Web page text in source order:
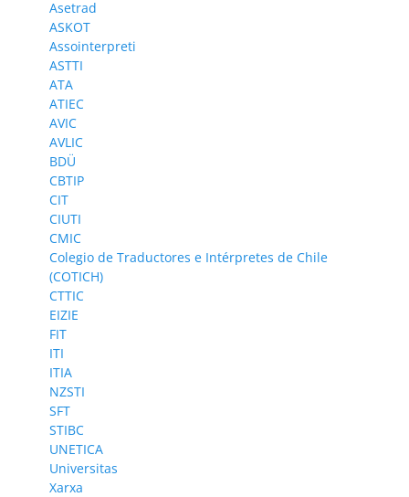
Asetrad
ASKOT
Assointerpreti
ASTTI
ATA
ATIEC
AVIC
AVLIC
BDÜ
CBTIP
CIT
CIUTI
CMIC
Colegio de Traductores e Intérpretes de Chile
(COTICH)
CTTIC
EIZIE
FIT
ITI
ITIA
NZSTI
SFT
STIBC
UNETICA
Universitas
Xarxa